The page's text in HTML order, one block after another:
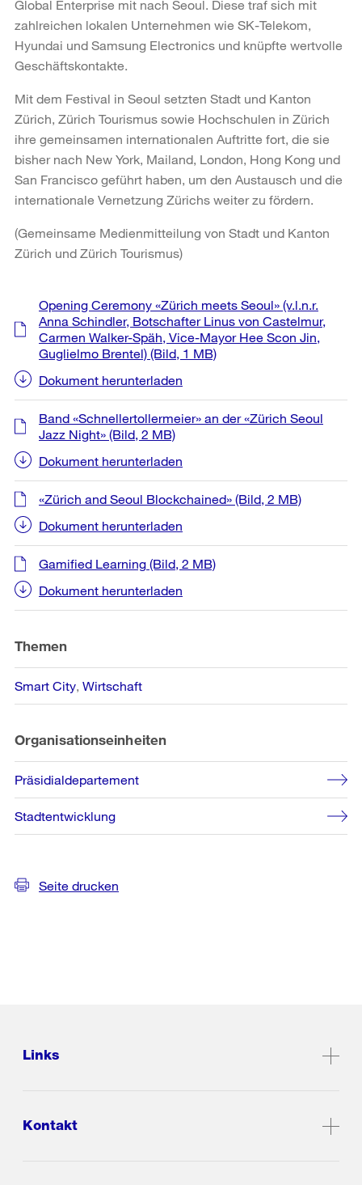
Global Enterprise mit nach Seoul. Diese traf sich mit
zahlreichen lokalen Unternehmen wie SK-Telekom,
Hyundai und Samsung Electronics und knüpfte wertvolle
Geschäftskontakte.
Mit dem Festival in Seoul setzten Stadt und Kanton
Zürich, Zürich Tourismus sowie Hochschulen in Zürich
ihre gemeinsamen internationalen Auftritte fort, die sie
bisher nach New York, Mailand, London, Hong Kong und
San Francisco geführt haben, um den Austausch und die
internationale Vernetzung Zürichs weiter zu fördern.
(Gemeinsame Medienmitteilung von Stadt und Kanton
Zürich und Zürich Tourismus)
Weitere
Informationen
Opening Ceremony «Zürich meets Seoul» (v.l.n.r.
Anna Schindler, Botschafter Linus von Castelmur,
Carmen Walker-Späh, Vice-Mayor Hee Scon Jin,
Guglielmo Brentel) (Bild, 1 MB)
Dokument herunterladen
Band «Schnellertollermeier» an der «Zürich Seoul
Jazz Night» (Bild, 2 MB)
Dokument herunterladen
«Zürich and Seoul Blockchained» (Bild, 2 MB)
Dokument herunterladen
Gamified Learning (Bild, 2 MB)
Dokument herunterladen
Themen
Smart City Wirtschaft
Organisationseinheiten
Präsidialdepartement
Stadtentwicklung
Seite drucken
Links
Kontakt